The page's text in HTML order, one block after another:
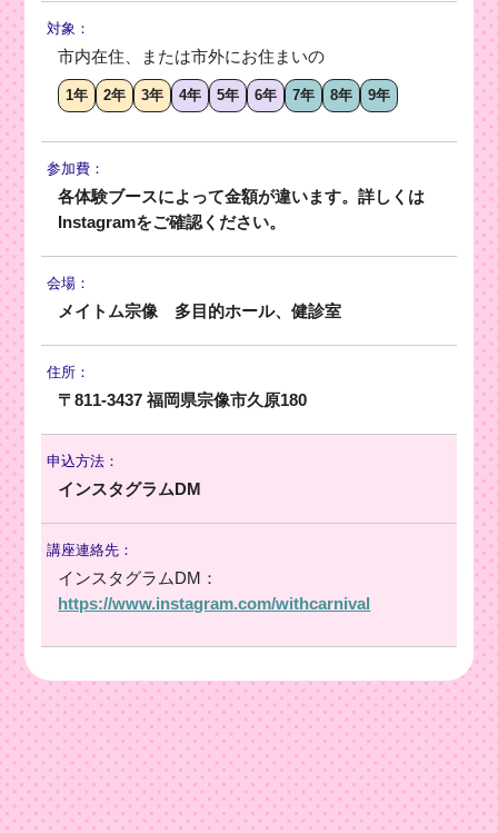
対象：
市内在住、または市外にお住まいの
1年 2年 3年 4年 5年 6年 7年 8年 9年
参加費：
各体験ブースによって金額が違います。詳しくは
Instagramをご確認ください。
会場：
メイトム宗像 多目的ホール、健診室
住所：
〒811-3437 福岡県宗像市久原180
申込方法：
インスタグラムDM
講座連絡先：
インスタグラムDM：
https://www.instagram.com/withcarnival